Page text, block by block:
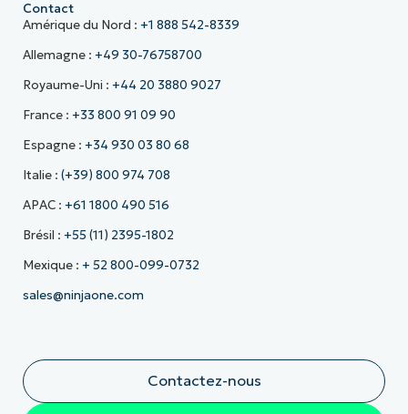
Contact
Amérique du Nord : +1 888 542-8339
Allemagne : +49 30-76758700
Royaume-Uni : +44 20 3880 9027
France : +33 800 91 09 90
Espagne : +34 930 03 80 68
Italie : (+39) 800 974 708
APAC : +61 1800 490 516
Brésil : +55 (11) 2395-1802
Mexique : + 52 800-099-0732
sales@ninjaone.com
Contactez-nous